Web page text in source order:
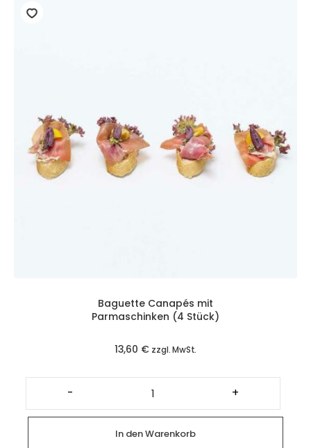
Baguette Canapés mit
Parmaschinken (4 Stück)
13,60 € zzgl. MwSt.
-
Baguette
Canapés
mit
Parmaschinken
(4
Stück)
Menge
+
In den Warenkorb